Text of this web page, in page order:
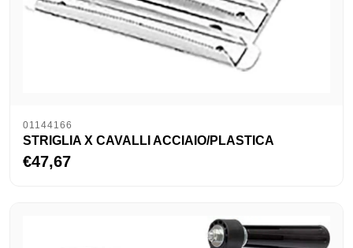
01144166
STRIGLIA X CAVALLI ACCIAIO/PLASTICA
€47,67